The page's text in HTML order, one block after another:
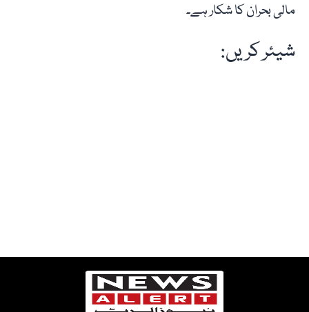
مالی بحران کا شکار ہے۔
شیئر کریں: